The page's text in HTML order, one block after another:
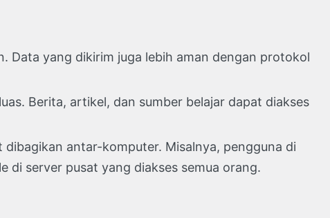
Data yang dikirim juga lebih aman dengan protokol
Berita, artikel, dan sumber belajar dapat diakses
antar-komputer. Misalnya, pengguna di
di server pusat yang diakses semua orang.